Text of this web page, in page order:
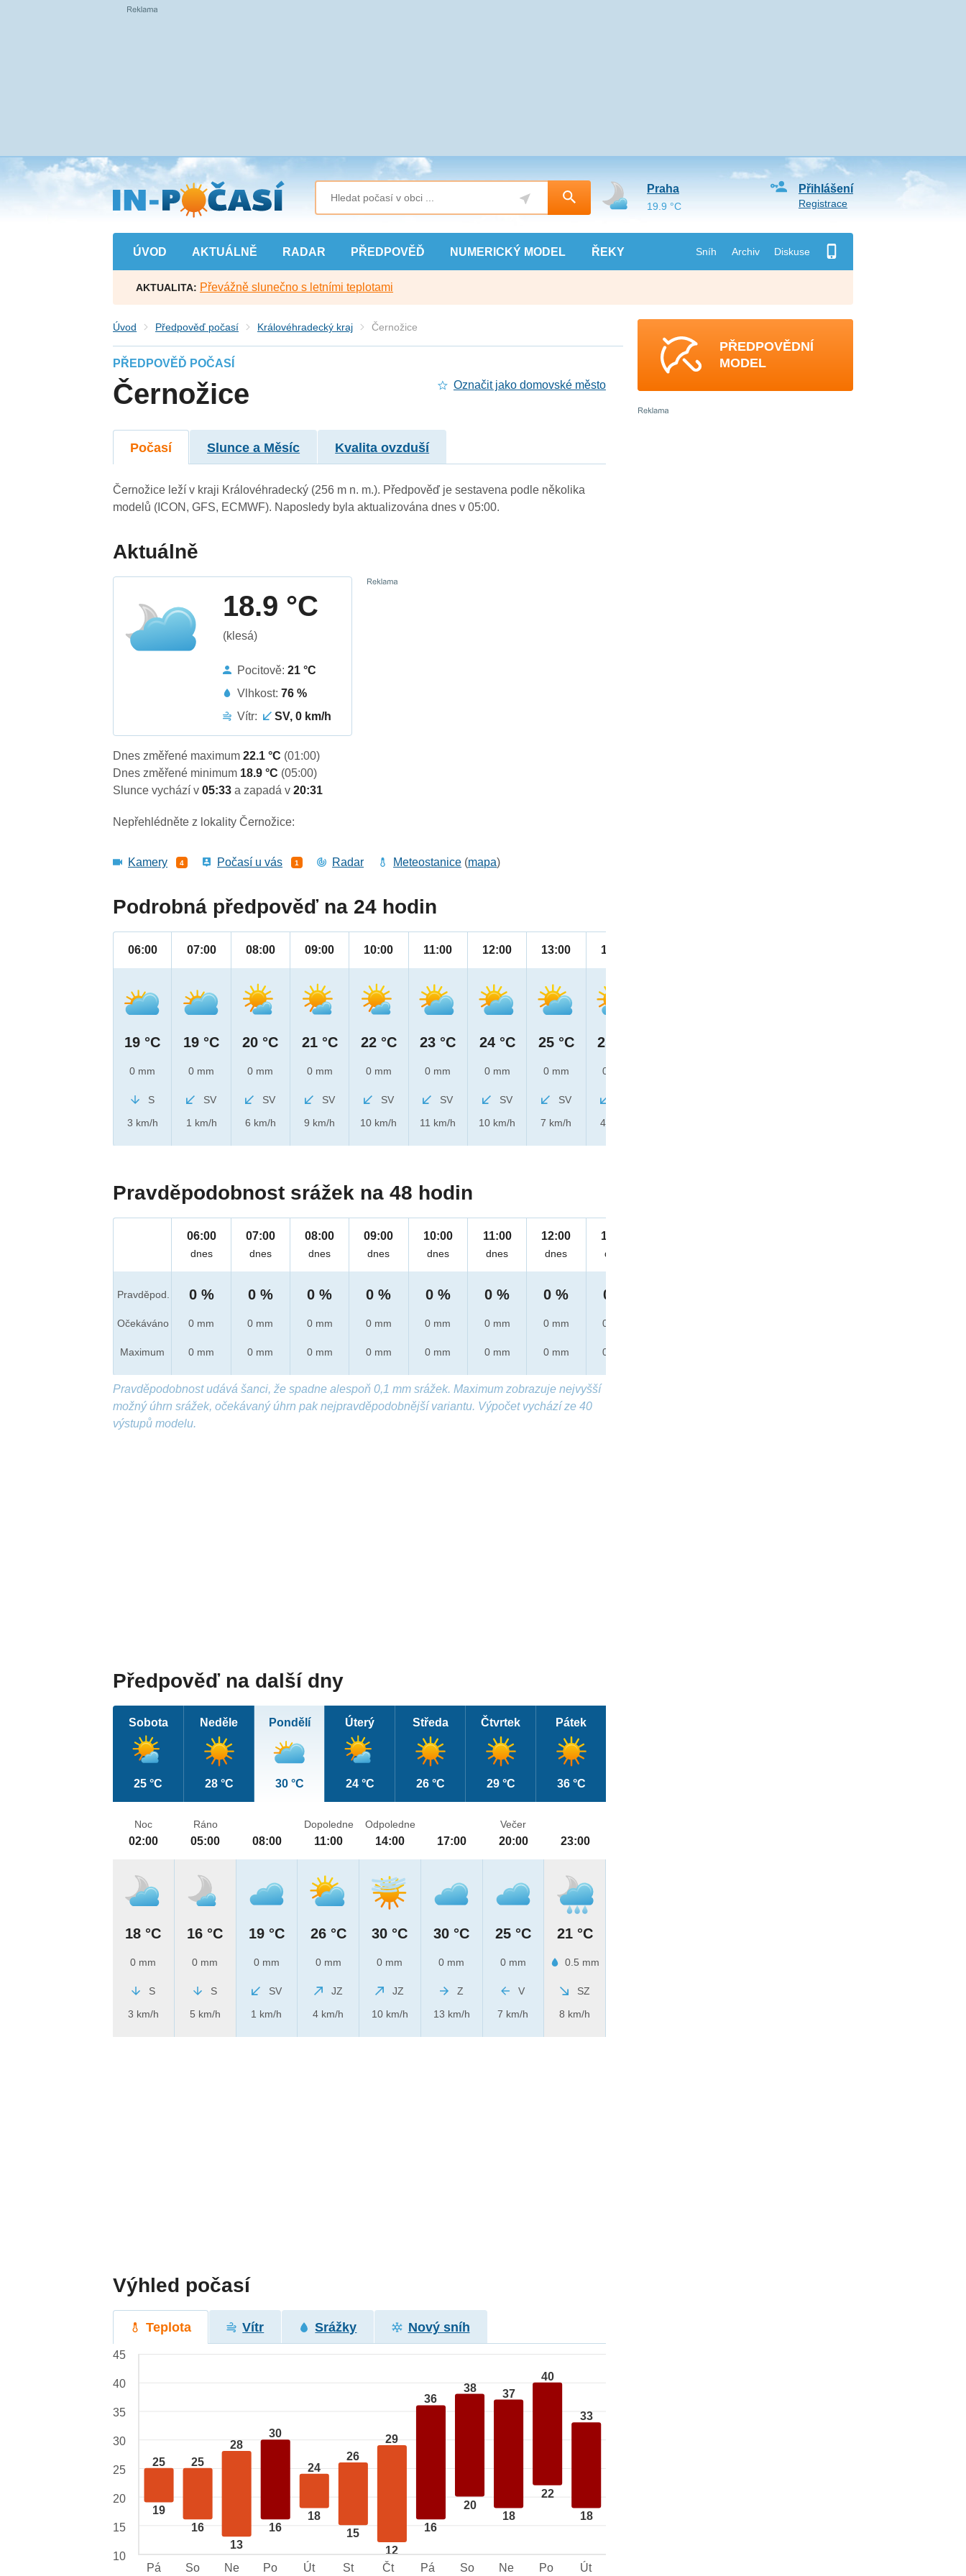
Přejít
na
hlavní
obsah
ÚVOD AKTUÁLNĚ RADAR PŘEDPOVĚĎ NUMERICKÝ MODEL ŘEKY Sníh Archiv Diskuse
Přihlášení
Registrace
Praha
19.9 °C
AKTUALITA: Převážně slunečno s letními teplotami
Úvod Předpověď počasí Královéhradecký kraj Černožice
PŘEDPOVĚĎ POČASÍ
Černožice Označit jako domovské město
Počasí Slunce a Měsíc Kvalita ovzduší
Černožice leží v kraji Královéhradecký (256 m n. m.). Předpověď je sestavena podle několika
modelů (ICON, GFS, ECMWF). Naposledy byla aktualizována dnes v 05:00.
Aktuálně
18.9 °C
(klesá)
Pocitově:21 °C
Vlhkost:76 %
Vítr:
SV, 0 km/h
Dnes změřené maximum22.1 °C (01:00)
Dnes změřené minimum 18.9 °C (05:00)
Slunce vychází v05:33a zapadá v20:31
Nepřehlédněte z lokality Černožice:
Kamery 4 Počasí u vás 1 Radar Meteostanice (mapa)
Podrobná předpověď na 24 hodin
06:00
19 °C
0 mm
S
3 km/h
07:00
19 °C
0 mm
SV
1 km/h
08:00
20 °C
0 mm
SV
6 km/h
09:00
21 °C
0 mm
SV
9 km/h
10:00
22 °C
0 mm
SV
10 km/h
11:00
23 °C
0 mm
SV
11 km/h
12:00
24 °C
0 mm
SV
10 km/h
13:00
25 °C
0 mm
SV
7 km/h
14:00
25 °C
0 mm
4 km/h
Pravděpodobnost srážek na 48 hodin
Pravděpod.
Očekáváno
Maximum
06:00
dnes
0 %
0 mm
0 mm
07:00
dnes
0 %
0 mm
0 mm
08:00
dnes
0 %
0 mm
0 mm
09:00
dnes
0 %
0 mm
0 mm
10:00
dnes
0 %
0 mm
0 mm
11:00
dnes
0 %
0 mm
0 mm
12:00
dnes
0 %
0 mm
0 mm
13:00
dnes
0 %
0 mm
0 mm
Pravděpodobnost udává šanci, že spadne alespoň 0,1 mm srážek. Maximum zobrazuje nejvyšší
možný úhrn srážek, očekávaný úhrn pak nejpravděpodobnější variantu. Výpočet vychází ze 40
výstupů modelu.
Předpověď na další dny
Sobota
25 °C
Neděle
28 °C
Pondělí
30 °C
Úterý
24 °C
Středa
26 °C
Čtvrtek
29 °C
Pátek
36 °C
Noc
02:00
18 °C
0 mm
S
3 km/h
Ráno
05:00
16 °C
0 mm
S
5 km/h
08:00
19 °C
0 mm
SV
1 km/h
Dopoledne
11:00
26 °C
0 mm
JZ
4 km/h
Odpoledne
14:00
30 °C
0 mm
JZ
10 km/h
17:00
30 °C
0 mm
Z
13 km/h
Večer
20:00
25 °C
0 mm
V
7 km/h
23:00
21 °C
0.5 mm
SZ
8 km/h
Výhled počasí
Teplota Vítr Srážky Nový sníh
25
19
25
16
28
13
30
16
24
18
26
15
29
12
36
16
38
20
37
18
40
22
33
18
45
40
35
30
25
20
15
10
Pá
So Ne Po Út St Čt Pá So Ne Po Út
PŘEDPOVĚDNÍ
MODEL